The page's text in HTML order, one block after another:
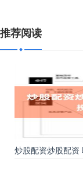
推荐阅读
炒股配资炒股配资